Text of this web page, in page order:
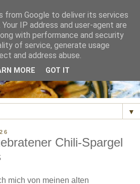
▼
Chili-Spargel
mich von meinen alten
from Google to deliver its services
IP address and user-agent are
with performance and security
of service, generate usage
and address abuse.
MORE GOT IT